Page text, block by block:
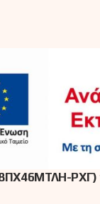
ΡΧΓ)